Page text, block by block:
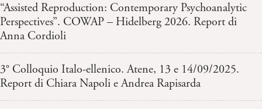
“Assisted Reproduction: Contemporary Psychoanalytic
Perspectives”. COWAP – Hidelberg 2026. Report di
Anna Cordioli
3° Colloquio Italo-ellenico. Atene, 13 e 14/09/2025.
Report di Chiara Napoli e Andrea Rapisarda